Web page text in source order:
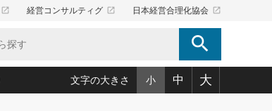
launch 経営コンサルティグ launch 日本経営合理化協会 launch
search
文字の大きさ 小 中 大